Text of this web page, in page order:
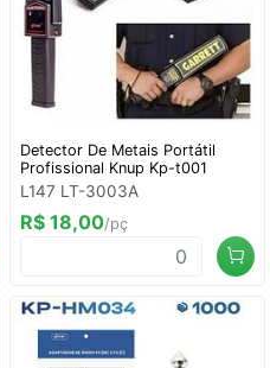
Detector De Metais Portátil
Profissional Knup Kp-t001
L147 LT-3003A
R$ 18,00/pç